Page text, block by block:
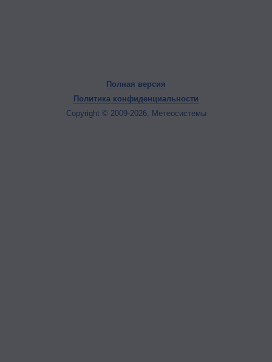
Полная версия
Политика конфиденциальности
Copyright © 2009-2026, Метеосистемы